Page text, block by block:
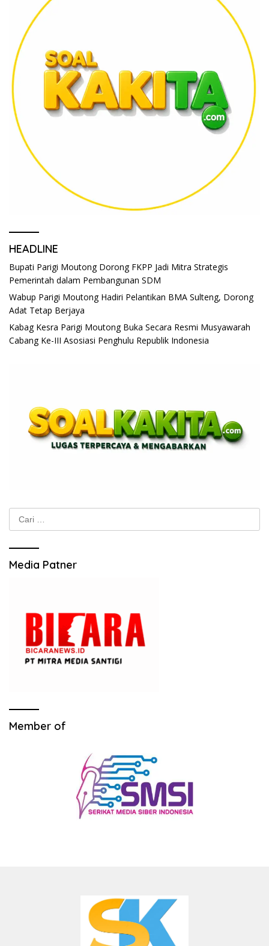
HEADLINE
Bupati Parigi Moutong Dorong FKPP Jadi Mitra Strategis
Pemerintah dalam Pembangunan SDM
Wabup Parigi Moutong Hadiri Pelantikan BMA Sulteng, Dorong
Adat Tetap Berjaya
Kabag Kesra Parigi Moutong Buka Secara Resmi Musyawarah
Cabang Ke-III Asosiasi Penghulu Republik Indonesia
Media Patner
Member of